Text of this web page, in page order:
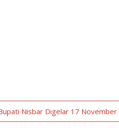
Nisbar Digelar 17 November